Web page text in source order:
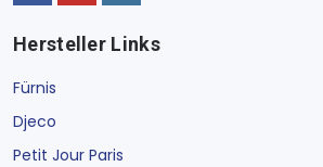
Hersteller Links
Fürnis
Djeco
Petit Jour Paris